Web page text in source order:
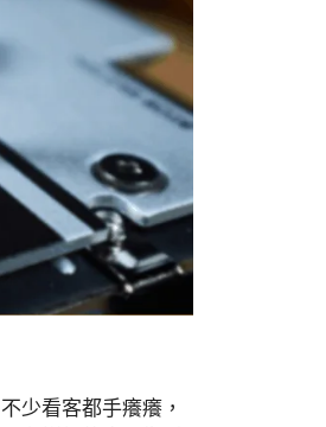
少看客都手癢癢，